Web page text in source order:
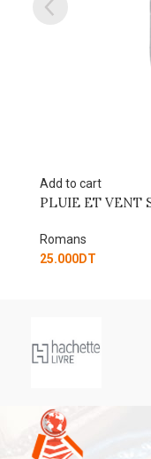
Add to cart
PLUIE ET VENT
Romans
25.000DT